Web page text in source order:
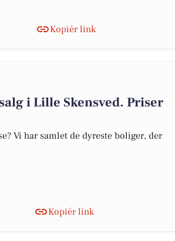
Kopiér link
i Lille Skensved. Priser
Vi har samlet de dyreste boliger, der
Kopiér link